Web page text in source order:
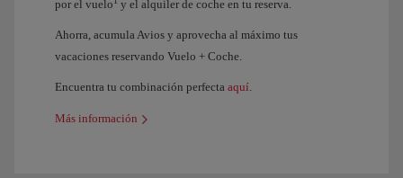
por el vuelo y el alquiler de coche en tu reserva.
Ahorra, acumula Avios y aprovecha al máximo tus
vacaciones reservando Vuelo + Coche.
Encuentra tu combinación perfecta aquí.
Más información